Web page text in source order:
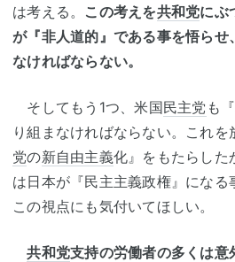
は考える。 この考えを共和党にぶ
が『非人道的』である事を悟らせ
なければならない。
そしてもう1つ、米国民主党 も
り組まなければならない。これを
党の新自由主義化』をもたらした
は日本が『民主主義政権』になる
この視点にも気付いてほしい。
共和党支持の労働者の多くは意